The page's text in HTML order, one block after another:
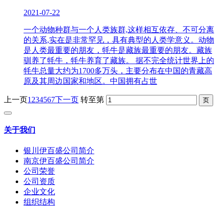
2021-07-22
一个动物种群与一个人类族群,这样相互依存、不可分离
的关系,实在是非常罕见，具有典型的人类学意义。动物
是人类最重要的朋友，牦牛是藏族最重要的朋友。藏族
驯养了牦牛，牦牛养育了藏族。 据不完全统计世界上的
牦牛总量大约为1700多万头，主要分布在中国的青藏高
原及其周边国家和地区。中国拥有占世
上一页1 234567下一页 转至第
关于我们
银川伊百盛公司简介
南京伊百盛公司简介
公司荣誉
公司资质
企业文化
组织结构